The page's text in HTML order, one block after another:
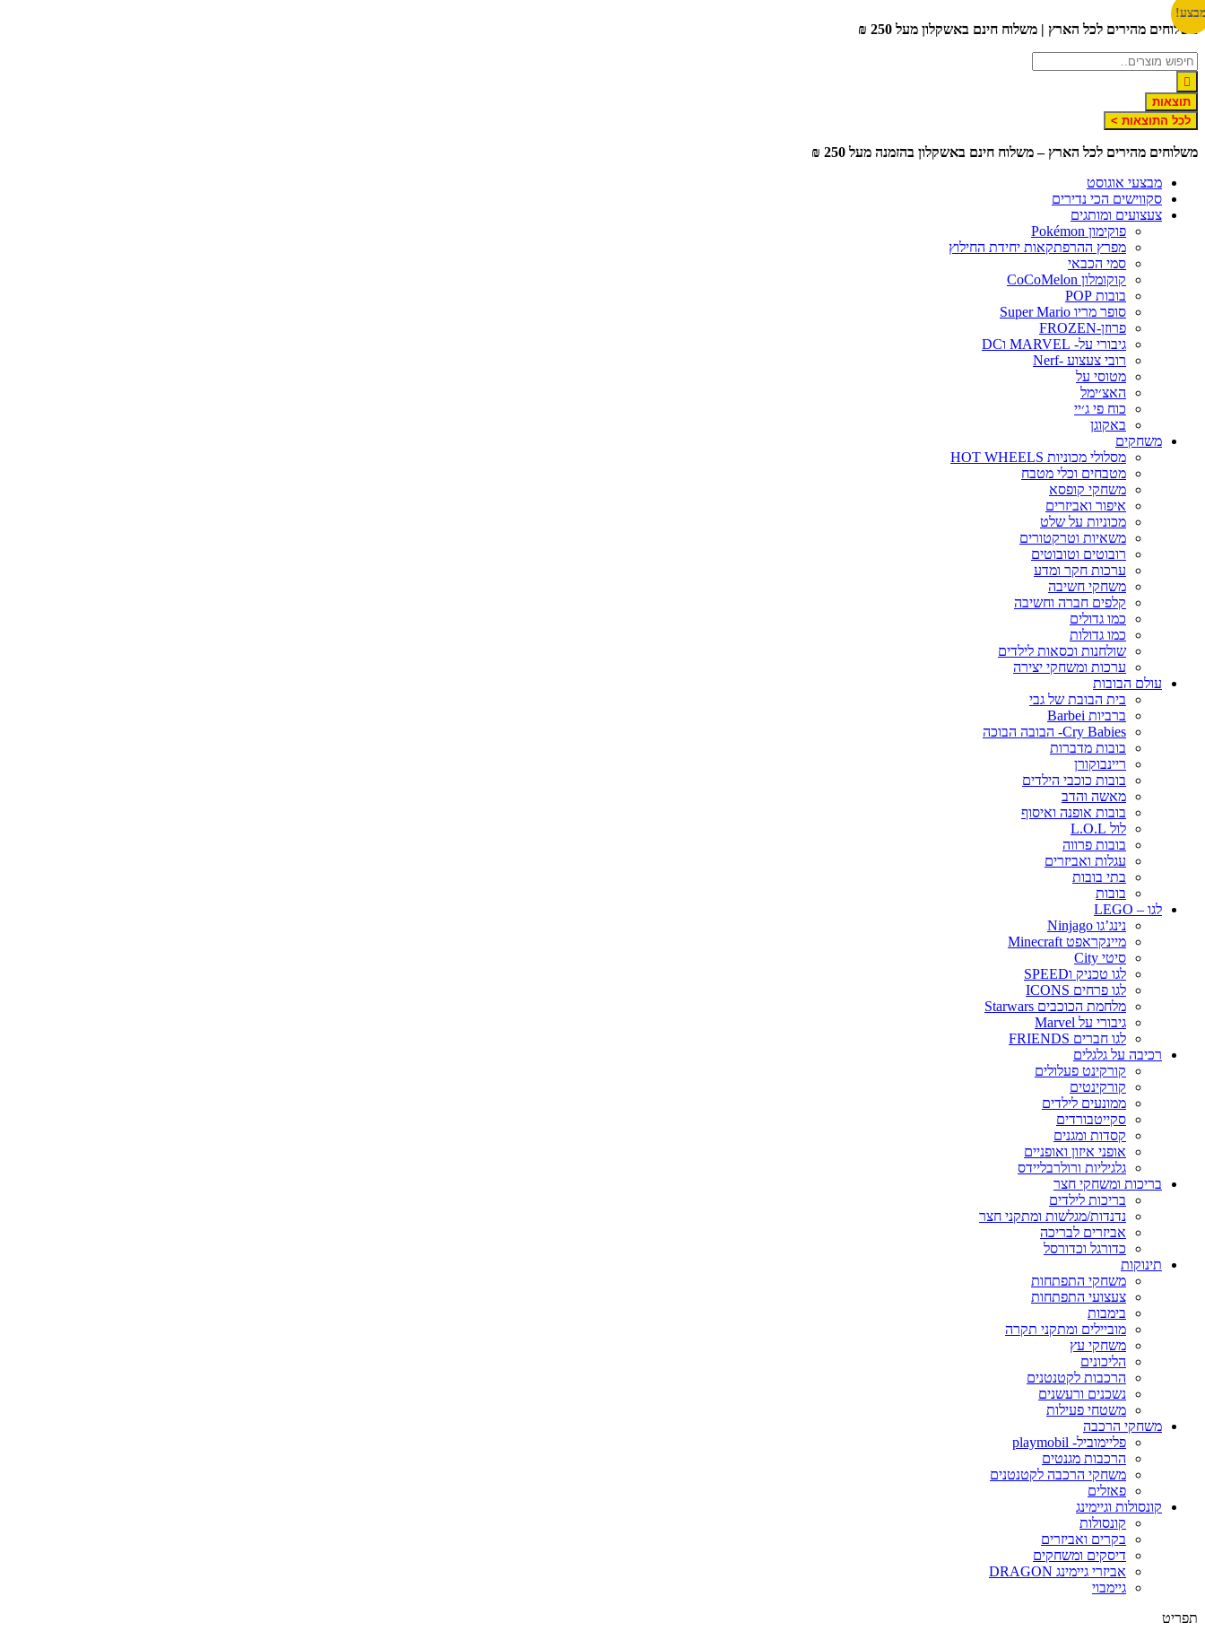
דלג
לתוכן
משלוחים מהירים לכל הארץ | משלוח חינם באשקלון מעל 250 ₪
תוצאות
לכל התוצאות >
משלוחים מהירים לכל הארץ – משלוח חינם באשקלון בהזמנה מעל 250 ₪
מבצעי אוגוסט
סקווישים הכי נדירים
צעצועים ומותגים
פוקימון Pokémon
מפרץ ההרפתקאות יחידת החילוץ
סמי הכבאי
קוקומלון CoCoMelon
בובות POP
סופר מריו Super Mario
פרוזן-FROZEN
גיבורי על- MARVEL וDC
רובי צעצוע -Nerf
מטוסי על
האצ׳ימל
כוח פי ג׳יי
באקוגן
משחקים
מסלולי מכוניות HOT WHEELS
מטבחים וכלי מטבח
משחקי קופסא
איפור ואביזרים
מכוניות על שלט
משאיות וטרקטורים
רובוטים וטובוטים
ערכות חקר ומדע
משחקי חשיבה
קלפים חברה וחשיבה
כמו גדולים
כמו גדולות
שולחנות וכסאות לילדים
ערכות ומשחקי יצירה
עולם הבובות
בית הבובת של גבי
ברביות Barbei
Cry Babies- הבובה הבוכה
בובות מדברות
ריינבוקורן
בובות כוכבי הילדים
מאשה והדב
בובות אופנה ואיסוף
לול L.O.L
בובות פרווה
עגלות ואביזרים
בתי בובות
בובות
לגו – LEGO
נינג’גו Ninjago
מיינקראפט Minecraft
סיטי City
לגו טכניק וSPEED
לגו פרחים ICONS
מלחמת הכוכבים Starwars
גיבורי על Marvel
לגו חברים FRIENDS
רכיבה על גלגלים
קורקינט פעלולים
קורקינטים
ממונעים לילדים
סקייטבורדים
קסדות ומגנים
אופני איזון ואופניים
גלגיליות ורולרבליידס
בריכות ומשחקי חצר
בריכות לילדים
נדנדות/מגלשות ומתקני חצר
אביזרים לבריכה
כדורגל וכדורסל
תינוקות
משחקי התפתחות
צעצועי התפתחות
בימבות
מוביילים ומתקני תקרה
משחקי עץ
הליכונים
הרכבות לקטנטנים
נשכנים ורעשנים
משטחי פעילות
משחקי הרכבה
פליימוביל- playmobil
הרכבות מגנטים
משחקי הרכבה לקטנטנים
פאזלים
קונסולות וגיימינג
קונסולות
בקרים ואביזרים
דיסקים ומשחקים
אביזרי גיימינג DRAGON
גיימבוי
תפריט